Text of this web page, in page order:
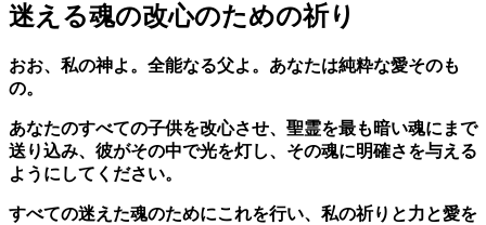
迷える魂の改心のための祈り
おお、私の神よ。全能なる父よ。あなたは純粋な愛そのも
の。
あなたのすべての子供を改心させ、聖霊を最も暗い魂にまで
送り込み、彼がその中で光を灯し、その魂に明確さを与える
ようにしてください。
すべての迷えた魂のためにこれを行い、私の祈りと力と愛を